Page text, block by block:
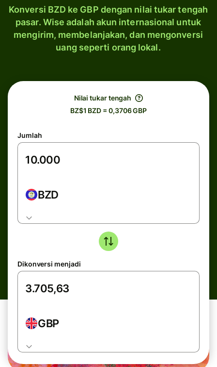
Konversi BZD ke GBP dengan nilai tukar tengah
pasar. Wise adalah akun internasional untuk
mengirim, membelanjakan, dan mengonversi
uang seperti orang lokal.
Nilai tukar tengah
BZ$1 BZD = 0,3706 GBP
Jumlah
BZD
Dikonversi menjadi
GBP